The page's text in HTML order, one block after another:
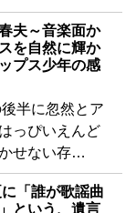
夫～音楽面か
を自然に輝か
プス少年の感
半に忽然とア
っぴいえんど
せない存…
「誰が歌謡曲
という、遺言